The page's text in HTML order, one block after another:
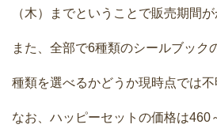
（木）までということで販売期間
また、全部で6種類のシールブック
種類を選べるかどうか現時点では不
なお、ハッピーセットの価格は460